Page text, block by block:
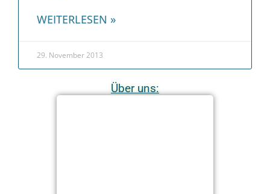
WEITERLESEN »
29. November 2013
Über uns: